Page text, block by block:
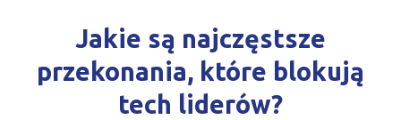
Jakie są najczęstsze
przekonania, które blokują
tech liderów?